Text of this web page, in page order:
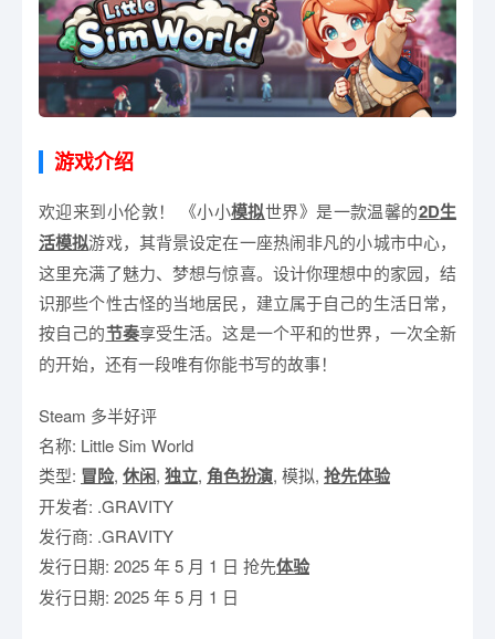
游戏介绍
欢迎来到小伦敦！ 《小小模拟世界》是一款温馨的2D生
活模拟游戏，其背景设定在一座热闹非凡的小城市中心，
这里充满了魅力、梦想与惊喜。设计你理想中的家园，结
识那些个性古怪的当地居民，建立属于自己的生活日常，
按自己的节奏享受生活。这是一个平和的世界，一次全新
的开始，还有一段唯有你能书写的故事！
Steam 多半好评
名称: Little Sim World
类型: 冒险, 休闲, 独立, 角色扮演, 模拟, 抢先体验
开发者: .GRAVITY
发行商: .GRAVITY
发行日期: 2025 年 5 月 1 日 抢先体验
发行日期: 2025 年 5 月 1 日